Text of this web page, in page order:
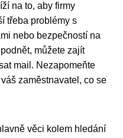
na to, aby firmy
třeba problémy s
nebo bezpečností na
můžete zajít
mail. Nezapomeňte
zaměstnavatel, co se
věci kolem hledání